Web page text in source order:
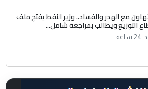
مع الهدر والفساد.. وزير النفط يفتح ملف
التوزيع ويطالب بمراجعة شامل...